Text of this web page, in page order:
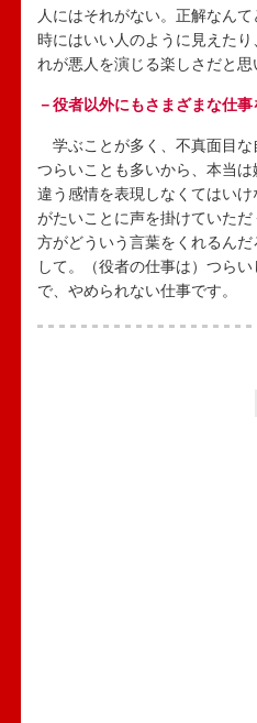
人にはそれがない。正解なん
時にはいい人のように見えた
れが悪人を演じる楽しさだと思
－役者以外にもさまざまな仕
学ぶことが多く、不真面目な
つらいことも多いから、本当
違う感情を表現しなくてはい
がたいことに声を掛けていた
方がどういう言葉をくれるん
して。（役者の仕事は）つら
で、やめられない仕事です。